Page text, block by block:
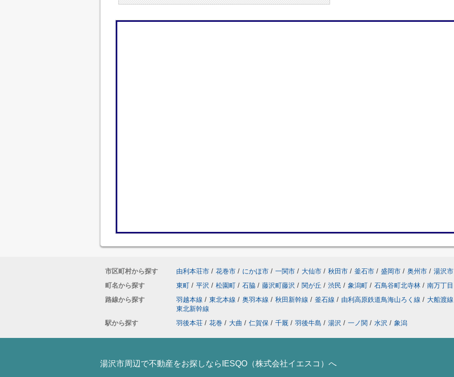
市区町村から探す 由利本荘市 / 花巻市 / にかほ市 / 一関市 / 大仙市 / 秋田市 / 釜石市 / 盛岡市 / 奥州市 / 湯沢市
町名から探す
東町 / 平沢 / 松園町 / 石脇 / 藤沢町藤沢 / 関が丘 / 渋民 / 象潟町 / 石鳥谷町北寺林 / 南万丁目
路線から探す
羽越本線 / 東北本線 / 奥羽本線 / 秋田新幹線 / 釜石線 / 由利高原鉄道鳥海山ろく線 / 大船渡線
東北新幹線
駅から探す
羽後本荘 / 花巻 / 大曲 / 仁賀保 / 千厩 / 羽後牛島 / 湯沢 / 一ノ関 / 水沢 / 象潟
湯沢市周辺で不動産をお探しならIESQO（株式会社イエスコ）へ